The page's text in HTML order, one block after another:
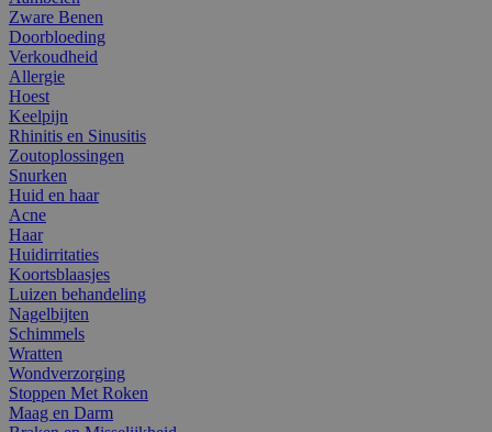
Zware Benen
Doorbloeding
Verkoudheid
Allergie
Hoest
Keelpijn
Rhinitis en Sinusitis
Zoutoplossingen
Snurken
Huid en haar
Acne
Haar
Huidirritaties
Koortsblaasjes
Luizen behandeling
Nagelbijten
Schimmels
Wratten
Wondverzorging
Stoppen Met Roken
Maag en Darm